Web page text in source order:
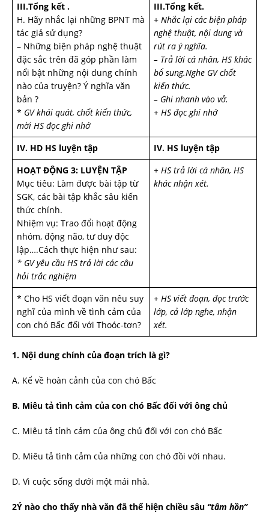
III.Tổng kết .
H. Hãy nhắc lại những BPNT mà
tác giả sử dụng?
– Những biện pháp nghệ thuật
đặc sắc trên đã góp phần làm
nổi bật những nội dung chính
nào của truyện? Ý nghĩa văn
bản ?
* GV khái quát, chốt kiến thức,
mời HS đọc ghi nhớ
III.Tổng kết.
+ Nhắc lại các biện pháp
nghệ thuật, nội dung và
rút ra ý nghĩa.
– Trả lời cá nhân, HS khác
bổ sung.Nghe GV chốt
kiến thức.
– Ghi nhanh vào vở.
+ HS đọc ghi nhớ
IV. HD HS luyện tập
IV. HS luyện tập
HOẠT ĐỘNG 3: LUYỆN TẬP
Mục tiêu: Làm được bài tập từ
SGK, các bài tập khắc sâu kiến
thức chính.
Nhiệm vụ: Trao đổi hoạt động
nhóm, động não, tư duy độc
lập….Cách thực hiện như sau:
* GV yêu cầu HS trả lời các câu
hỏi trắc nghiệm
+ HS trả lời cá nhân, HS
khác nhận xét.
* Cho HS viết đoạn văn nêu suy
nghĩ của mình về tình cảm của
con chó Bấc đối với Thoóc-tơn?
+ HS viết đoạn, đọc trước
lớp, cả lớp nghe, nhận
xét.
1. Nội dung chính của đoạn trích là gì?
A. Kể về hoàn cảnh của con chó Bấc
B. Miêu tả tình cảm của con chó Bấc đối với ông chủ
C. Miêu tả tỉnh cảm của ông chủ đối với con chó Bấc
D. Miêu tả tình cảm của những con chó đồi với nhau.
D. Vì cuộc sống dưới một mái nhà.
2Ý nào cho thấy nhà văn đã thể hiện chiều sâu “tâm hồn”